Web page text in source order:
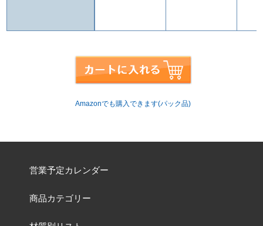
Amazonでも購入できます(パック品)
営業予定カレンダー
商品カテゴリー